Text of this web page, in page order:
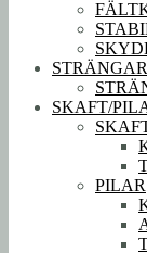
STRÄNGAR
SKAFT/
PILAR